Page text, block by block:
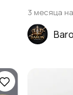
3 месяца